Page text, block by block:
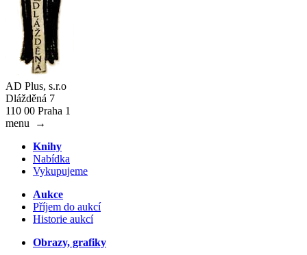
AD Plus, s.r.o
Dlážděná 7
110 00 Praha 1
menu
→
Knihy
Nabídka
Vykupujeme
Aukce
Příjem do aukcí
Historie aukcí
Obrazy, grafiky